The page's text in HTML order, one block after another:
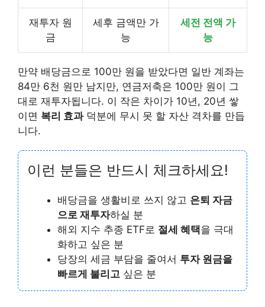
재투자 원
금
세후 금액만 가
능
세전 전액 가
능
만약 배당금으로 100만 원을 받았다면 일반 계좌는
84만 6천 원만 남지만, 연금저축은 100만 원이 그
대로 재투자됩니다. 이 작은 차이가 10년, 20년 쌓
이면 복리 효과덕분에 무시 못 할 자산 격차를 만듭
니다.
이런 분들은 반드시 체크하세요!
배당금을 생활비로 쓰지 않고 은퇴 자금
으로 재투자하실 분
해외 지수 추종 ETF로 절세 혜택을 극대
화하고 싶은 분
당장의 세금 부담을 줄여서 투자 원금을
빠르게 불리고 싶은 분